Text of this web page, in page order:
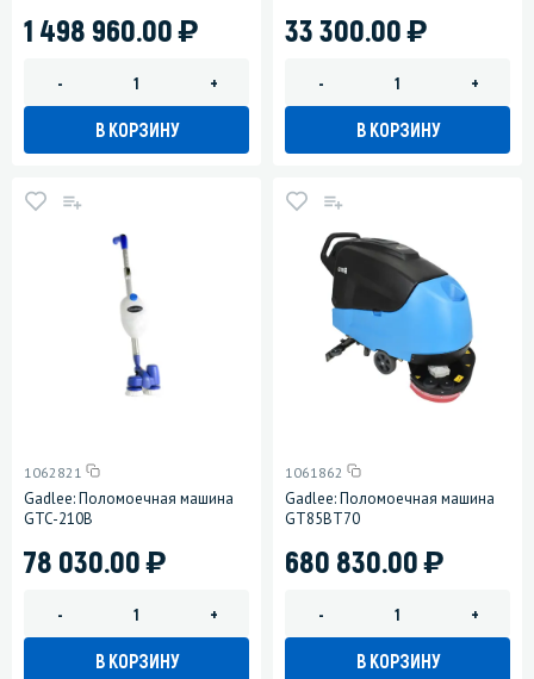
1 498 960.00)
- +
В КОРЗИНУ
33 300.00)
- +
В КОРЗИНУ
1062821
Gadlee: Поломоечная машина
GTC-210B
78 030.00)
- +
В КОРЗИНУ
1061862
Gadlee: Поломоечная машина
GT85BT70
680 830.00)
- +
В КОРЗИНУ